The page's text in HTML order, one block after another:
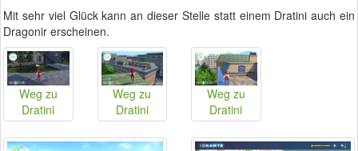
Mit sehr viel Glück kann an dieser Stelle statt einem Dratini auch ein
Dragonir erscheinen.
Weg zu
Dratini
Weg zu
Dratini
Weg zu
Dratini